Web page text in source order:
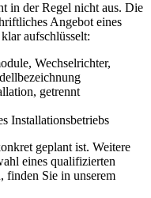
in der Regel nicht aus. Die
Angebot eines
aufschlüsselt:
Wechselrichter,
getrennt
Installationsbetriebs
geplant ist. Weitere
eines qualifizierten
finden Sie in unserem